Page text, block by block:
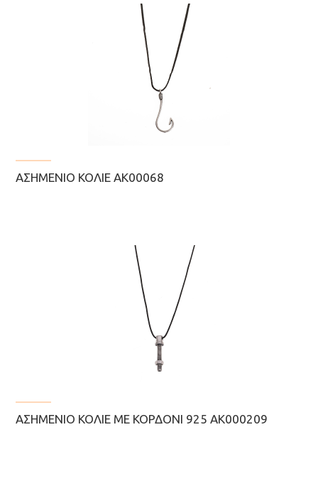
ΑΣΗΜΈΝΙΟ ΚΟΛΙΈ ΑΚ00068
ΑΣΗΜΈΝΙΟ ΚΟΛΙΈ ΜΕ ΚΟΡΔΌΝΙ 925 AK000209